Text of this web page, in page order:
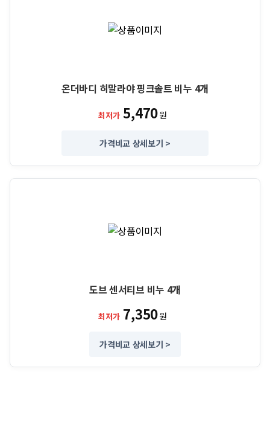
온더바디 히말라야 핑크솔트 비누 4개
최저가 5,470원
가격비교 상세보기 >
도브 센서티브 비누 4개
최저가 7,350원
가격비교 상세보기 >